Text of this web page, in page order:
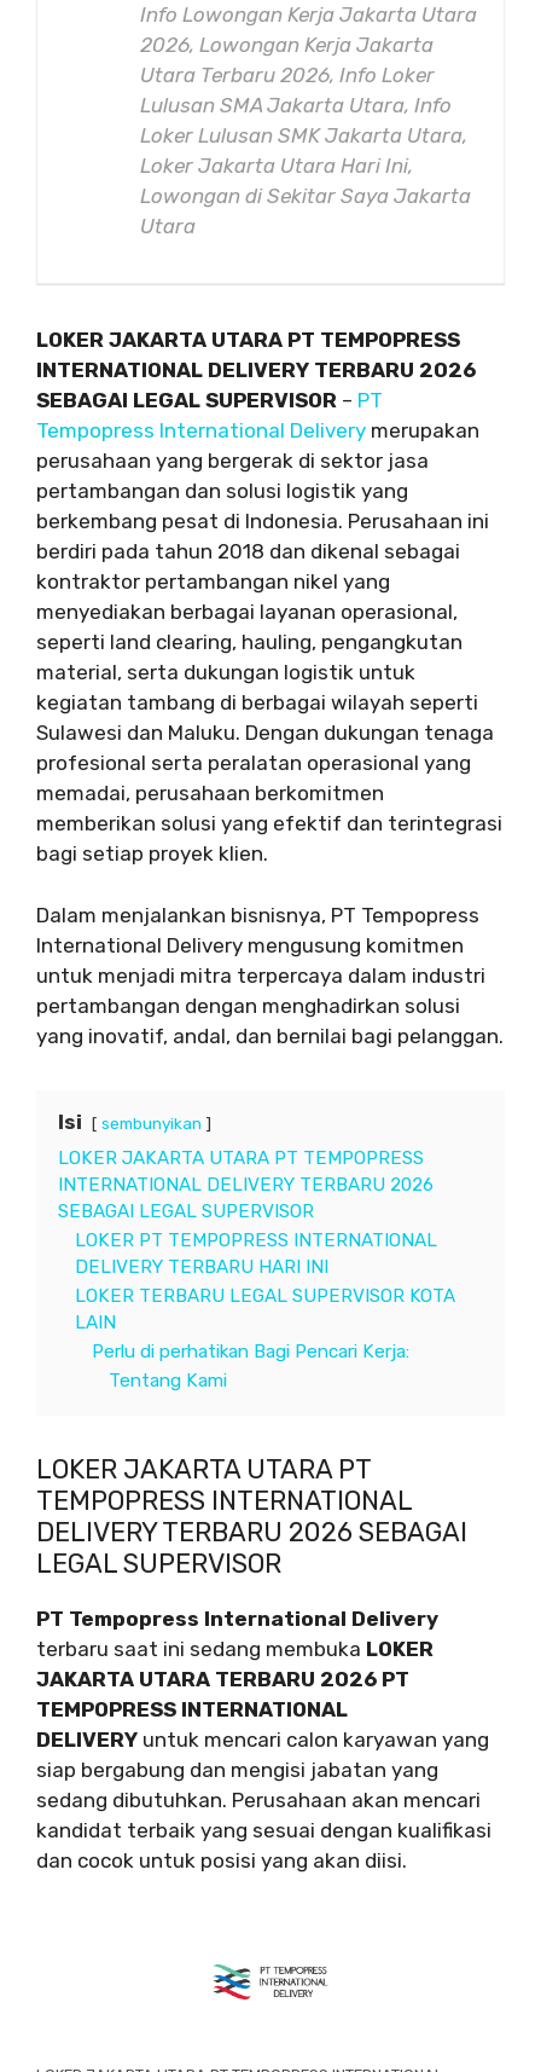
Info Lowongan Kerja Jakarta Utara
2026, Lowongan Kerja Jakarta
Utara Terbaru 2026, Info Loker
Lulusan SMA Jakarta Utara, Info
Loker Lulusan SMK Jakarta Utara,
Loker Jakarta Utara Hari Ini,
Lowongan di Sekitar Saya Jakarta
Utara
LOKER JAKARTA UTARA PT TEMPOPRESS
INTERNATIONAL DELIVERY TERBARU 2026
SEBAGAI LEGAL SUPERVISOR – PT
Tempopress International Delivery merupakan
perusahaan yang bergerak di sektor jasa
pertambangan dan solusi logistik yang
berkembang pesat di Indonesia. Perusahaan ini
berdiri pada tahun 2018 dan dikenal sebagai
kontraktor pertambangan nikel yang
menyediakan berbagai layanan operasional,
seperti land clearing, hauling, pengangkutan
material, serta dukungan logistik untuk
kegiatan tambang di berbagai wilayah seperti
Sulawesi dan Maluku. Dengan dukungan tenaga
profesional serta peralatan operasional yang
memadai, perusahaan berkomitmen
memberikan solusi yang efektif dan terintegrasi
bagi setiap proyek klien.
Dalam menjalankan bisnisnya, PT Tempopress
International Delivery mengusung komitmen
untuk menjadi mitra terpercaya dalam industri
pertambangan dengan menghadirkan solusi
yang inovatif, andal, dan bernilai bagi pelanggan.
Isi sembunyikan
LOKER JAKARTA UTARA PT TEMPOPRESS
INTERNATIONAL DELIVERY TERBARU 2026
SEBAGAI LEGAL SUPERVISOR
LOKER PT TEMPOPRESS INTERNATIONAL
DELIVERY TERBARU HARI INI
LOKER TERBARU LEGAL SUPERVISOR KOTA
LAIN
Perlu di perhatikan Bagi Pencari Kerja:
Tentang Kami
LOKER JAKARTA UTARA PT
TEMPOPRESS INTERNATIONAL
DELIVERY TERBARU 2026 SEBAGAI
LEGAL SUPERVISOR
PT Tempopress International Delivery
terbaru saat ini sedang membuka LOKER
JAKARTA UTARA TERBARU 2026 PT
TEMPOPRESS INTERNATIONAL
DELIVERY untuk mencari calon karyawan yang
siap bergabung dan mengisi jabatan yang
sedang dibutuhkan. Perusahaan akan mencari
kandidat terbaik yang sesuai dengan kualifikasi
dan cocok untuk posisi yang akan diisi.